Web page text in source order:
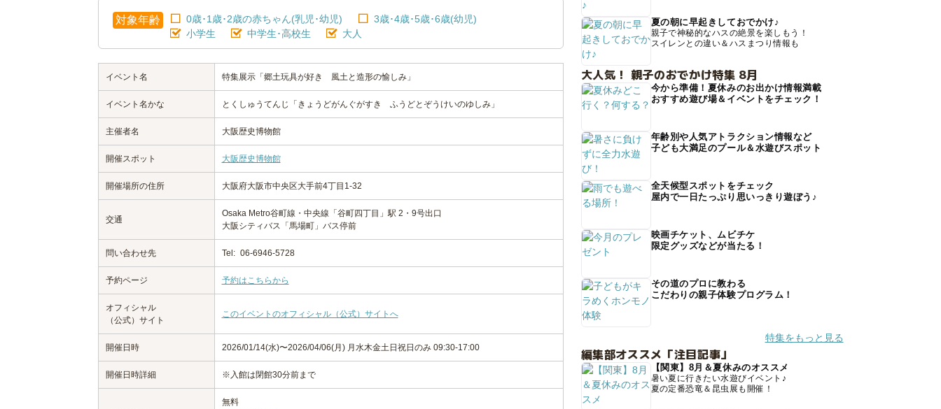
対象年齢 0歳･1歳･2歳の赤ちゃん(乳児･幼児)
3歳･4歳･5歳･6歳(幼児)
小学生
中学生･高校生 大人
イベント名 特集展示「郷土玩具が好き 風土と造形の愉しみ」
イベント名かな とくしゅうてんじ「きょうどがんぐがすき ふうどとぞうけいのゆしみ」
主催者名 大阪歴史博物館
開催スポット 大阪歴史博物館
開催場所の住所 大阪府大阪市中央区大手前4丁目1-32
交通
Osaka Metro谷町線・中央線「谷町四丁目」駅 2・9号出口
大阪シティバス「馬場町」バス停前
問い合わせ先 Tel: 06-6946-5728
予約ページ 予約はこちらから
オフィシャル
（公式）サイト
このイベントのオフィシャル（公式）サイトへ
開催日時 2026/01/14(水)〜2026/04/06(月) 月水木金土日祝日のみ 09:30-17:00
開催日時詳細 ※入館は閉館30分前まで
無料
夏の朝に早起きしておでかけ♪
親子で神秘的なハスの絶景を楽しもう！
スイレンとの違い＆ハスまつり情報も
大人気！ 親子のおでかけ特集 8月
今から準備！夏休みのお出かけ情報満載
おすすめ遊び場＆イベントをチェック！
年齢別や人気アトラクション情報など
子ども大満足のプール＆水遊びスポット
全天候型スポットをチェック
屋内で一日たっぷり思いっきり遊ぼう♪
映画チケット、ムビチケ
限定グッズなどが当たる！
その道のプロに教わる
こだわりの親子体験プログラム！
特集をもっと見る
編集部オススメ「注目記事」
【関東】8月＆夏休みのオススメ
暑い夏に行きたい水遊びイベント♪
夏の定番恐竜＆昆虫展も開催！